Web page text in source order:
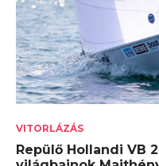
VITORLÁZÁS
Repülő Hollandi VB